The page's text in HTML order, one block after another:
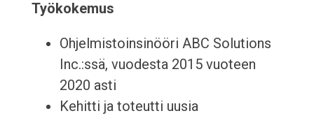
Työkokemus
Ohjelmistoinsinööri ABC Solutions
Inc.:ssä, vuodesta 2015 vuoteen
2020 asti
Kehitti ja toteutti uusia